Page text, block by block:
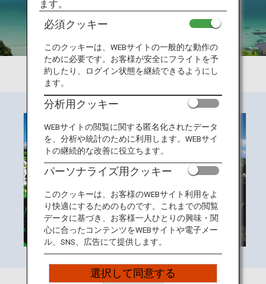
旅のお役立ち情報
ANA サービス
ます。
必須クッキー
このクッキーは、WEBサイトの一般的な動作の
ために必要です。お客様が安全にフライトを予
約したり、ログイン状態を継続できるようにし
ます。
分析用クッキー
WEBサイトの閲覧に関する匿名化されたデータ
を、分析や統計のために利用します。WEBサイ
トの継続的な改善に役立ちます。
パーソナライズ用クッキー
このクッキーは、お客様のWEBサイト利用をよ
り快適にするためのものです。これまでの閲覧
データに基づき、お客様一人ひとりの興味・関
心に合ったコンテンツをWEBサイトや電子メー
ル、SNS、広告にて提供します。
選択して同意する